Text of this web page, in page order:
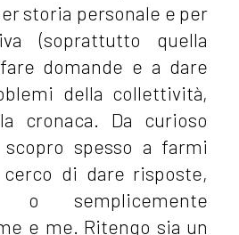
storia personale e per
(soprattutto quella
domande e a dare
della collettività,
cronaca. Da curioso
spesso a farmi
di dare risposte,
o semplicemente
e me. Ritengo sia un